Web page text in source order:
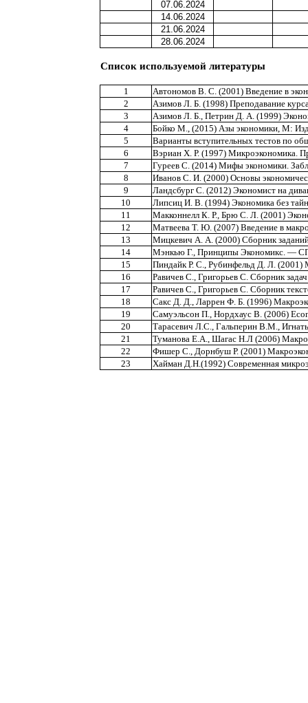
07.06.2024
14.06.2024
21.06.2024
28.06.2024
Список используемой литературы
1
Автономов В. С. (2001) Введение в
2
Азимов Л. Б. (1998) Преподавание
3
Азимов Л. Б., Петрин Д. А. (1999)
4
Бойко М., (2015) Азы экономики, М:
5
Варианты вступительных тестов по
6
Вэриан Х. Р. (1997) Микроэкономика.
7
Гуреев С. (2014) Мифы экономики.
8
Иванов С. И. (2000) Основы
9
Ландсбург С. (2012) Экономист на
10
Липсиц И. В. (1994) Экономика без
11
Макконнелл К. Р., Брю С. Л. (2001)
12
Матвеева Т. Ю. (2007) Введение в
13
Мицкевич А. А. (2000) Сборник
14
Мэнкью Г., Принципы Экономикс. —
15
Пиндайк Р. С., Рубинфельд Д. Л.
16
Равичев С., Григорьев С. Сборник
17
Равичев С., Григорьев С. Сборник
18
Сакс Д. Д., Ларрен Ф. Б. (1996)
19
Самуэльсон П., Нордхаус В. (2006)
20
Тарасевич Л.С., Гальперин В.М.,
21
Туманова Е.А., Шагас Н.Л (2006)
22
Фишер С., Дорнбуш Р. (2001)
23
Хайман Д.Н.(1992) Современная